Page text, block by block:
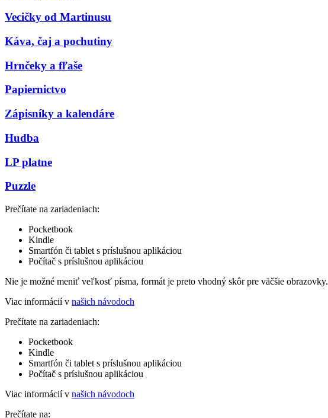
Vecičky od Martinusu
Káva, čaj a pochutiny
Hrnčeky a fľaše
Papiernictvo
Zápisníky a kalendáre
Hudba
LP platne
Puzzle
Prečítate na zariadeniach:
Pocketbook
Kindle
Smartfón či tablet s príslušnou aplikáciou
Počítač s príslušnou aplikáciou
Nie je možné meniť veľkosť písma, formát je preto vhodný skôr pre väčšie obrazovky.
Viac informácií v našich návodoch
Prečítate na zariadeniach:
Pocketbook
Kindle
Smartfón či tablet s príslušnou aplikáciou
Počítač s príslušnou aplikáciou
Viac informácií v našich návodoch
Prečítate na: